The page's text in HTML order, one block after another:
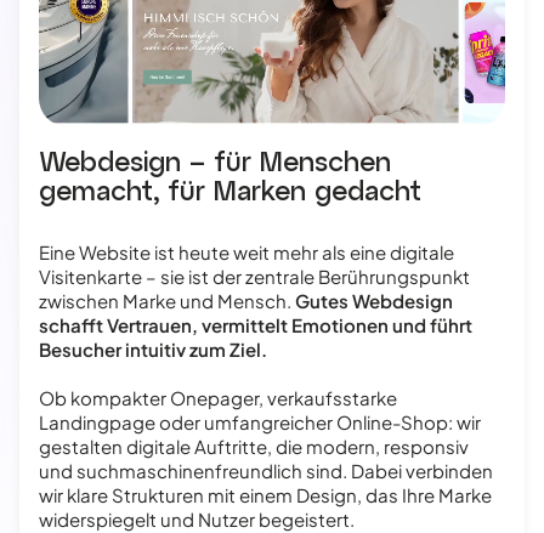
Webdesign – für Menschen
gemacht, für Marken gedacht
Eine Website ist heute weit mehr als eine digitale
Visitenkarte – sie ist der zentrale Berührungspunkt
zwischen Marke und Mensch. Gutes Webdesign
schafft Vertrauen, vermittelt Emotionen und führt
Besucher intuitiv zum Ziel.
Ob kompakter Onepager, verkaufsstarke
Landingpage oder umfangreicher Online-Shop: wir
gestalten digitale Auftritte, die modern, responsiv
und suchmaschinenfreundlich sind. Dabei verbinden
wir klare Strukturen mit einem Design, das Ihre Marke
widerspiegelt und Nutzer begeistert.